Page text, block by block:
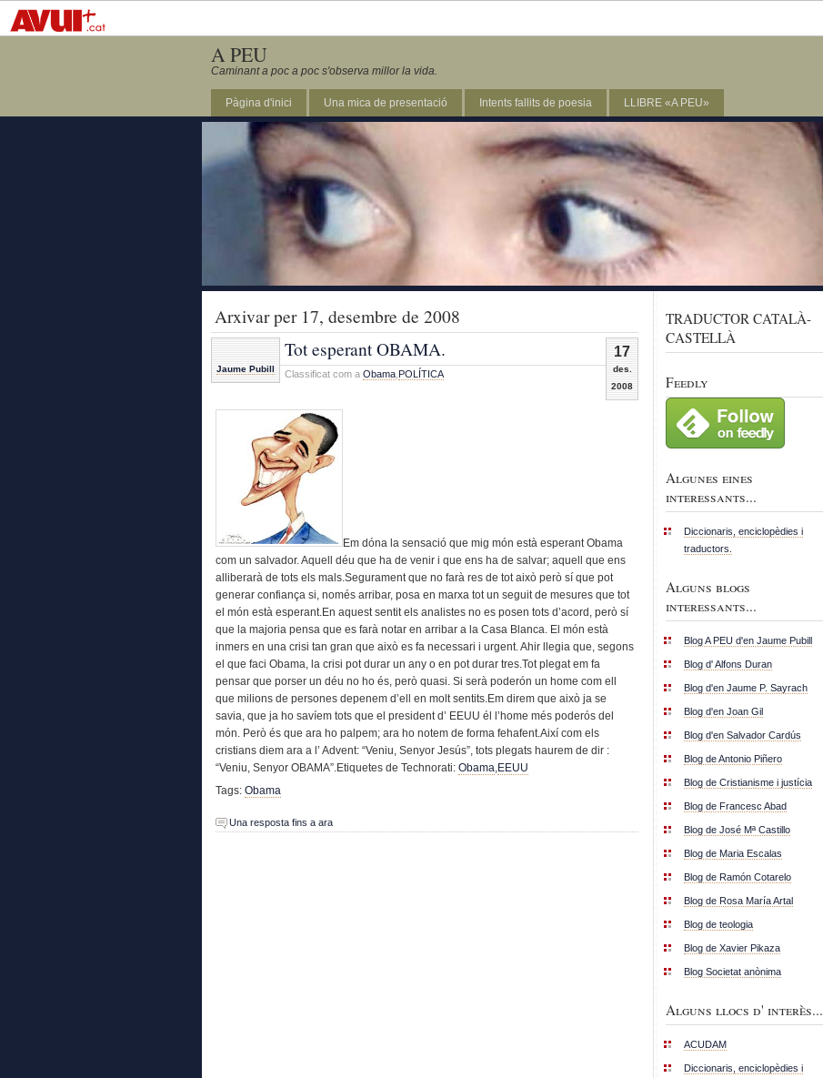
A PEU
Caminant a poc a poc s'observa millor la vida.
Pàgina d'inici Una mica de presentació Intents fallits de poesia LLIBRE «A PEU»
Arxivar per 17, desembre de 2008
17
des.
2008
Jaume Pubill
Tot esperant OBAMA.
Classificat com a Obama POLÍTICA
Em dóna la sensació que mig món està esperant Obama
com un salvador. Aquell déu que ha de venir i que ens ha de salvar; aquell que ens
alliberarà de tots els mals.Segurament que no farà res de tot això però sí que pot
generar confiança si, només arribar, posa en marxa tot un seguit de mesures que tot
el món està esperant.En aquest sentit els analistes no es posen tots d’acord, però sí
que la majoria pensa que es farà notar en arribar a la Casa Blanca. El món està
inmers en una crisi tan gran que això es fa necessari i urgent. Ahir llegia que, segons
el que faci Obama, la crisi pot durar un any o en pot durar tres.Tot plegat em fa
pensar que porser un déu no ho és, però quasi. Si serà poderón un home com ell
que milions de persones depenem d’ell en molt sentits.Em direm que això ja se
savia, que ja ho savíem tots que el president d’ EEUU él l’home més poderós del
món. Però és que ara ho palpem; ara ho notem de forma fehafent.Així com els
cristians diem ara a l’ Advent: “Veniu, Senyor Jesús”, tots plegats haurem de dir :
“Veniu, Senyor OBAMA”.Etiquetes de Technorati: Obama,EEUU
Tags: Obama
Una resposta fins a ara
TRADUCTOR CATALÀ-
CASTELLÀ
Feedly
Algunes eines
interessants...
Diccionaris, enciclopèdies i
traductors.
Alguns blogs
interessants...
Blog A PEU d'en Jaume Pubill
Blog d' Alfons Duran
Blog d'en Jaume P. Sayrach
Blog d'en Joan Gil
Blog d'en Salvador Cardús
Blog de Antonio Piñero
Blog de Cristianisme i justícia
Blog de Francesc Abad
Blog de José Mª Castillo
Blog de Maria Escalas
Blog de Ramón Cotarelo
Blog de Rosa María Artal
Blog de teologia
Blog de Xavier Pikaza
Blog Societat anònima
Alguns llocs d' interès...
ACUDAM
Diccionaris, enciclopèdies i